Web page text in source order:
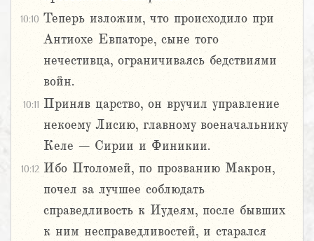
10:10 Теперь изложим, что происходило при
Антиохе Евпаторе, сыне того
нечестивца, ограничиваясь бедствиями
войн.
10:11 Приняв царство, он вручил управление
некоему Лисию, главному военачальнику
Келе – Сирии и Финикии.
10:12 Ибо Птоломей, по прозванию Макрон,
почел за лучшее соблюдать
справедливость к Иудеям, после бывших
к ним несправедливостей, и старался